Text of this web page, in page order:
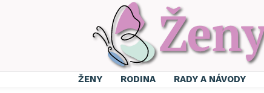
ŽENY RODINA RADY A NÁVODY